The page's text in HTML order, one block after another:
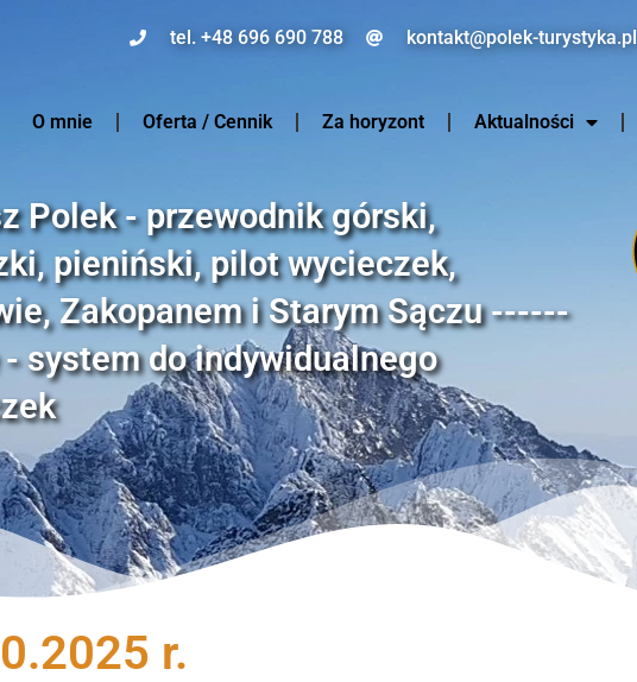
tel. +48 696 690 788 kontakt@polek-turystyka.pl
O mnie Oferta / Cennik Za horyzont Aktualności
Polek - przewodnik górski,
pieniński, pilot wycieczek,
Zakopanem i Starym Sączu ------
system do indywidualnego
r.